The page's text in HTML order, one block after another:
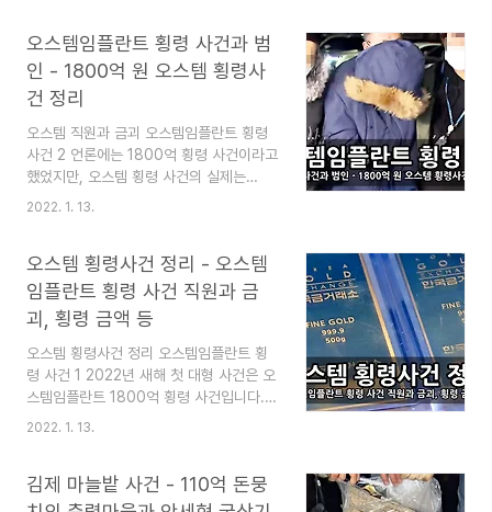
처럼 읽는 지식"이라는 목적으로 운영됩니
다. 즐겨찾기(북마크) 해 놓으면 심심할 때
좋습니..
니다. 치밀하게 목소리를 녹음해 놓고 살아
있는 것처럼 지능적으로 굴었던 범인... 그
러나 협박만 하고 돈은 받지 않고 농락하는
데... 유괴범 주영형이 이윤상을 유괴 살해
했지만 외모와 스팩 때문에 경찰도 당황하
고 말았다고 합니다. 내용이 길어서 1편과
2편으로 연재되었습니다. 이 글은 1편입니
있습니다. 이 블로그는 "심심할 때 잡지처
즐겨찾기(북마크) 해 놓으면 심심할 때 좋..
오스템임플란트 횡령 사건과 범
인 - 1800억 원 오스템 횡령사
건 정리
오스템 직원과 금괴 오스템임플란트 횡령
사건 2 언론에는 1800억 횡령 사건이라고
했었지만, 오스템 횡령 사건의 실제는
2215억 원 횡령 금액으로 조사되고 있습
까지 뒤죽박죽인 상황이므로 그에 대해 정
리했습니다. 이 글은 그중 2번째 글이며,
오스템임플란트 횡령 사건 정리의 첫 번째
글은 아래 추천글 링크에서 읽을 수 있습니
다. 이 블로그는 "심심할 때 잡지처럼 읽는
지식"이라는 목적으로 운영됩니다. 즐겨찾
기(북마크) 해 놓으면 심심할 때 좋습니다.
트 횡령 사건 직원과 금괴, 횡령 금액 등 오
스템..
2022. 1. 13.
오스템 횡령사건 정리 - 오스템
임플란트 횡령 사건 직원과 금
괴, 횡령 금액 등
오스템 횡령사건 정리 오스템임플란트 횡
령 사건 1 2022년 새해 첫 대형 사건은 오
스템임플란트 1800억 횡령 사건입니다.
그 바람에 회사의 주식거래가 정지되고 상
나기 때문에 많이 혼란스러운 사건입니다.
그래서 오스템 횡령 사건을 정리를 2편으
2022. 1. 13.
김제 마늘밭 사건 - 110억 돈뭉